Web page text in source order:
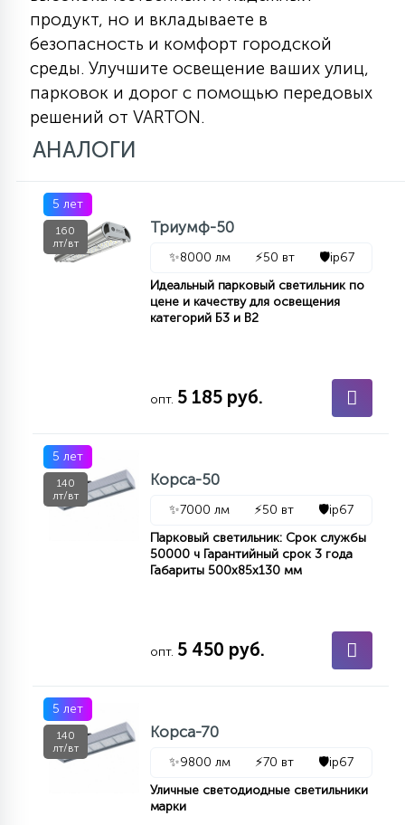
продукт, но и вкладываете в
безопасность и комфорт городской
среды. Улучшите освещение ваших улиц,
парковок и дорог с помощью передовых
решений от VARTON.
АНАЛОГИ
5 лет
160
лт/вт
Триумф-50
✨8000 лм ⚡50 вт 🛡️ip67
Идеальный парковый светильник по
цене и качеству для освещения
категорий Б3 и В2
опт. 5 185 руб.
5 лет
140
лт/вт
Корса-50
✨7000 лм ⚡50 вт 🛡️ip67
Парковый светильник: Срок службы
50000 ч Гарантийный срок 3 года
Габариты 500х85х130 мм
опт. 5 450 руб.
5 лет
140
лт/вт
Корса-70
✨9800 лм ⚡70 вт 🛡️ip67
Уличные светодиодные светильники
марки